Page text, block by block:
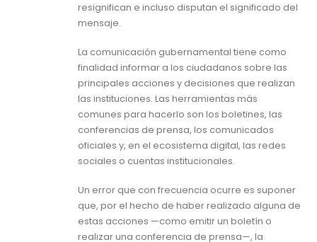
resignifican e incluso disputan el significado del
mensaje.
La comunicación gubernamental tiene como
finalidad informar a los ciudadanos sobre las
principales acciones y decisiones que realizan
las instituciones. Las herramientas más
comunes para hacerlo son los boletines, las
conferencias de prensa, los comunicados
oficiales y, en el ecosistema digital, las redes
sociales o cuentas institucionales.
Un error que con frecuencia ocurre es suponer
que, por el hecho de haber realizado alguna de
estas acciones —como emitir un boletín o
realizar una conferencia de prensa—, la